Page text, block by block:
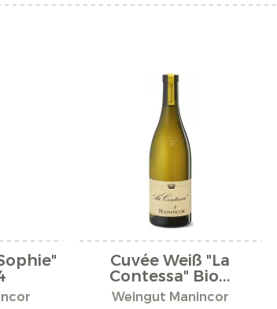
Cuvée Weiß "La
Contessa" Bio...
Weingut Manincor